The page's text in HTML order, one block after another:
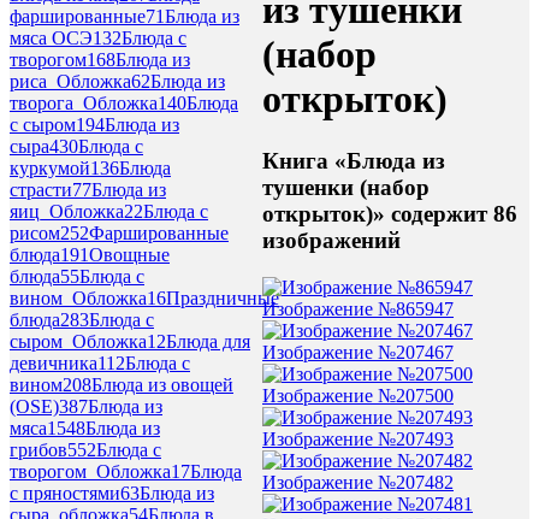
фаршированные71Блюда из
мяса ОСЭ132Блюда с
творогом168Блюда из
риса_Обложка62Блюда из
творога_Обложка140Блюда
с сыром194Блюда из
сыра430Блюда с
куркумой136Блюда
страсти77Блюда из
яиц_Обложка22Блюда с
рисом252Фаршированные
блюда191Овощные
блюда55Блюда с
вином_Обложка16Праздничные
блюда283Блюда с
сыром_Обложка12Блюда для
девичника112Блюда с
вином208Блюда из овощей
(OSE)387Блюда из
мяса1548Блюда из
грибов552Блюда с
творогом_Обложка17Блюда
с пряностями63Блюда из
из тушенки
(набор
открыток)
Книга «Блюда из
тушенки (набор
открыток)» содержит 86
изображений
Изображение №865947
Изображение №207467
Изображение №207500
Изображение №207493
Изображение №207482